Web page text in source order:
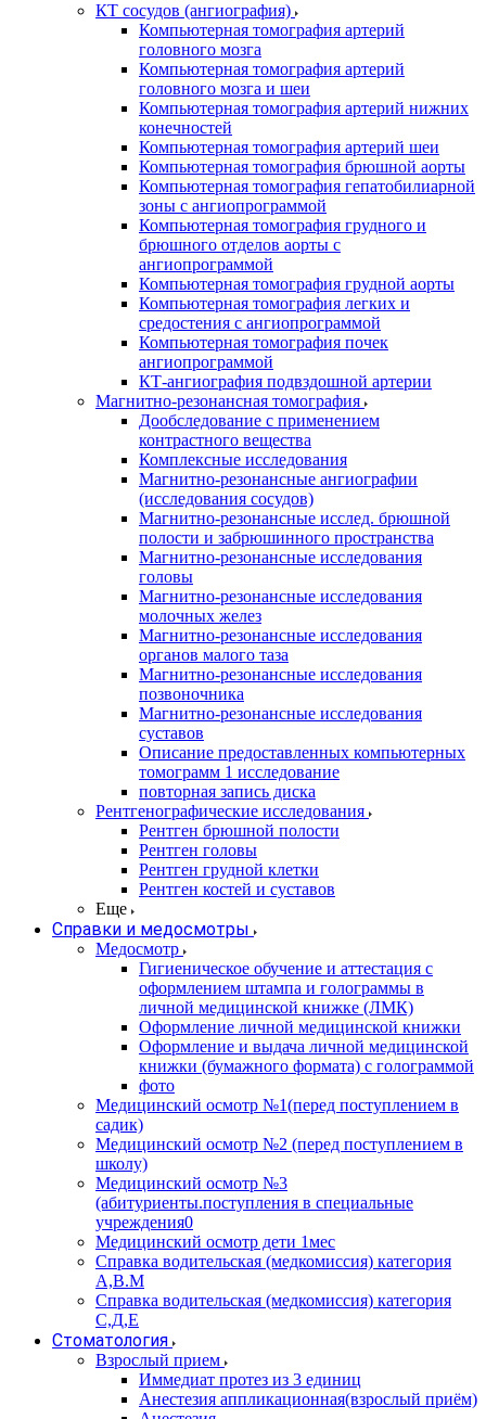
КТ сосудов (ангиография)
Компьютерная томография артерий
головного мозга
Компьютерная томография артерий
головного мозга и шеи
Компьютерная томография артерий нижних
конечностей
Компьютерная томография артерий шеи
Компьютерная томография брюшной аорты
Компьютерная томография гепатобилиарной
зоны с ангиопрограммой
Компьютерная томография грудного и
брюшного отделов аорты с
ангиопрограммой
Компьютерная томография грудной аорты
Компьютерная томография легких и
средостения с ангиопрограммой
Компьютерная томография почек
ангиопрограммой
КТ-ангиография подвздошной артерии
Магнитно-резонансная томография
Дообследование с применением
контрастного вещества
Комплексные исследования
Магнитно-резонансные ангиографии
(исследования сосудов)
Магнитно-резонансные исслед. брюшной
полости и забрюшинного пространства
Магнитно-резонансные исследования
головы
Магнитно-резонансные исследования
молочных желез
Магнитно-резонансные исследования
органов малого таза
Магнитно-резонансные исследования
позвоночника
Магнитно-резонансные исследования
суставов
Описание предоставленных компьютерных
томограмм 1 исследование
повторная запись диска
Рентгенографические исследования
Рентген брюшной полости
Рентген головы
Рентген грудной клетки
Рентген костей и суставов
Еще
Справки и медосмотры
Медосмотр
Гигиеническое обучение и аттестация с
оформлением штампа и голограммы в
личной медицинской книжке (ЛМК)
Оформление личной медицинской книжки
Оформление и выдача личной медицинской
книжки (бумажного формата) с голограммой
фото
Медицинский осмотр №1(перед поступлением в
садик)
Медицинский осмотр №2 (перед поступлением в
школу)
Медицинский осмотр №3
(абитуриенты.поступления в специальные
учреждения0
Медицинский осмотр дети 1мес
Справка водительская (медкомиссия) категория
А,В.М
Справка водительская (медкомиссия) категория
С,Д,Е
Стоматология
Взрослый прием
Иммедиат протез из 3 единиц
Анестезия аппликационная(взрослый приём)